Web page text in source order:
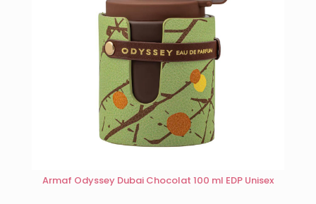
Armaf Odyssey Dubai Chocolat 100 ml EDP Unisex